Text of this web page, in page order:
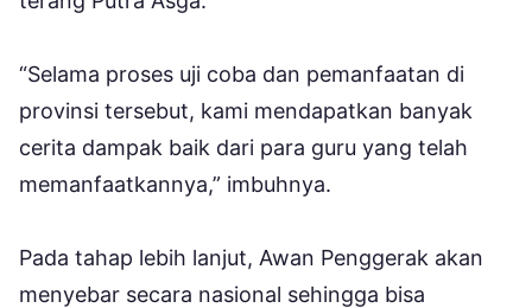
“Selama proses uji coba dan pemanfaatan di
provinsi tersebut, kami mendapatkan banyak
cerita dampak baik dari para guru yang telah
memanfaatkannya,” imbuhnya.
Pada tahap lebih lanjut, Awan Penggerak akan
menyebar secara nasional sehingga bisa